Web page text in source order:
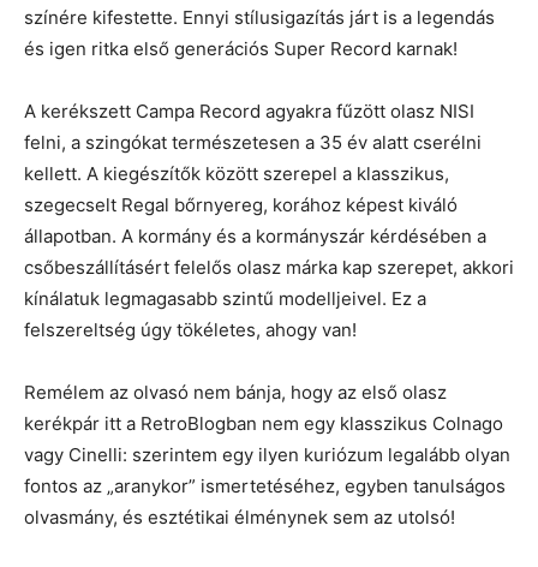
színére kifestette. Ennyi stílusigazítás járt is a legendás
és igen ritka első generációs Super Record karnak!
A kerékszett Campa Record agyakra fűzött olasz NISI
felni, a szingókat természetesen a 35 év alatt cserélni
kellett. A kiegészítők között szerepel a klasszikus,
szegecselt Regal bőrnyereg, korához képest kiváló
állapotban. A kormány és a kormányszár kérdésében a
csőbeszállításért felelős olasz márka kap szerepet, akkori
kínálatuk legmagasabb szintű modelljeivel. Ez a
felszereltség úgy tökéletes, ahogy van!
Remélem az olvasó nem bánja, hogy az első olasz
kerékpár itt a RetroBlogban nem egy klasszikus Colnago
vagy Cinelli: szerintem egy ilyen kuriózum legalább olyan
fontos az „aranykor” ismertetéséhez, egyben tanulságos
olvasmány, és esztétikai élménynek sem az utolsó!